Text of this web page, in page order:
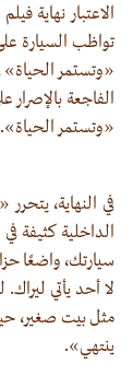
الاعتبار نهاية
تواظب السيارة
«وتستمر الحياة»
الفاجعة
«وتستمر الحياة».
في النهاية،
الداخلية كثيفة
سيارتك، واضعًا
لا أحد يأتي
مثل بيت صغير،
ينتهي».